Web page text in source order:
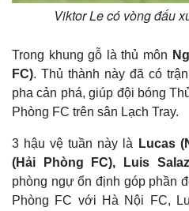
Thế giới
Quan sát
Cuộc sống đó đây
Viktor Le có vòng đấu
Trong khung gỗ là thủ môn
FC). Thủ thành này đã có
pha cản phá, giúp đội bóng
Phòng FC trên sân Lạch Tray.
3 hậu vệ tuần này là
Lucas
(Hải Phòng FC), Luis
phòng ngự ổn định góp phần
Phòng FC với Hà Nội FC,